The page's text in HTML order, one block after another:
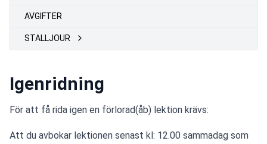
AVGIFTER
STALLJOUR
Igenridning
För att få rida igen en förlorad(åb) lektion krävs:
Att du avbokar lektionen senast kl: 12.00 sammadag som